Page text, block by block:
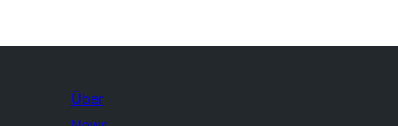
Über